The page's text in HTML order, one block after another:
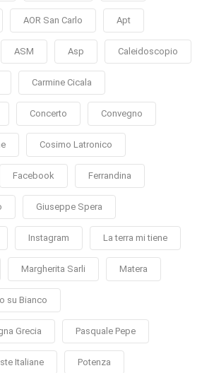
AOR San Carlo Apt
ASM Asp Caleidoscopio
Carmine Cicala
Concerto Convegno
Cosimo Latronico
Facebook Ferrandina
Giuseppe Spera
Instagram La terra mi tiene
Margherita Sarli Matera
su Bianco
Grecia Pasquale Pepe
Italiane Potenza